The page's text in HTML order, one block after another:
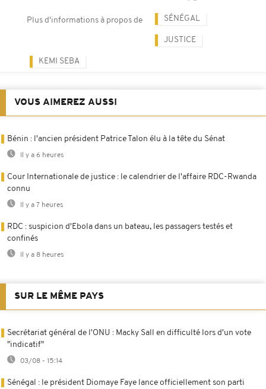
Plus d'informations à propos de SÉNÉGAL
JUSTICE
KEMI SEBA
VOUS AIMEREZ AUSSI
Bénin : l'ancien président Patrice Talon élu à la tête du Sénat
Il y a 6 heures
Cour Internationale de justice : le calendrier de l'affaire RDC-Rwanda
connu
Il y a 7 heures
RDC : suspicion d'Ebola dans un bateau, les passagers testés et
confinés
Il y a 8 heures
SUR LE MÊME PAYS
Secrétariat général de l'ONU : Macky Sall en difficulté lors d'un vote
"indicatif"
03/08 - 15:14
Sénégal : le président Diomaye Faye lance officiellement son parti